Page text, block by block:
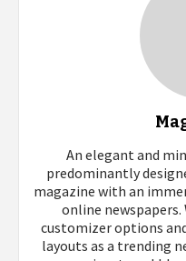
An elegant and
predominantly
magazine with an
online
customizer options
layouts as a trending